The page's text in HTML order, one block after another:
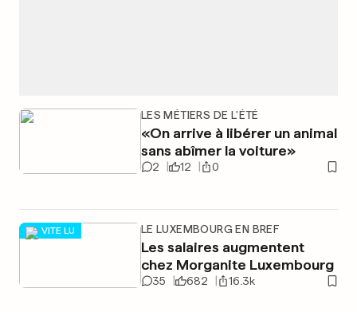
LES MÉTIERS DE L'ÉTÉ
«On arrive à libérer un animal
sans abîmer la voiture»
2 12 0
VITE LU LE LUXEMBOURG EN BREF
Les salaires augmentent
chez Morganite Luxembourg
35 682 16.3k